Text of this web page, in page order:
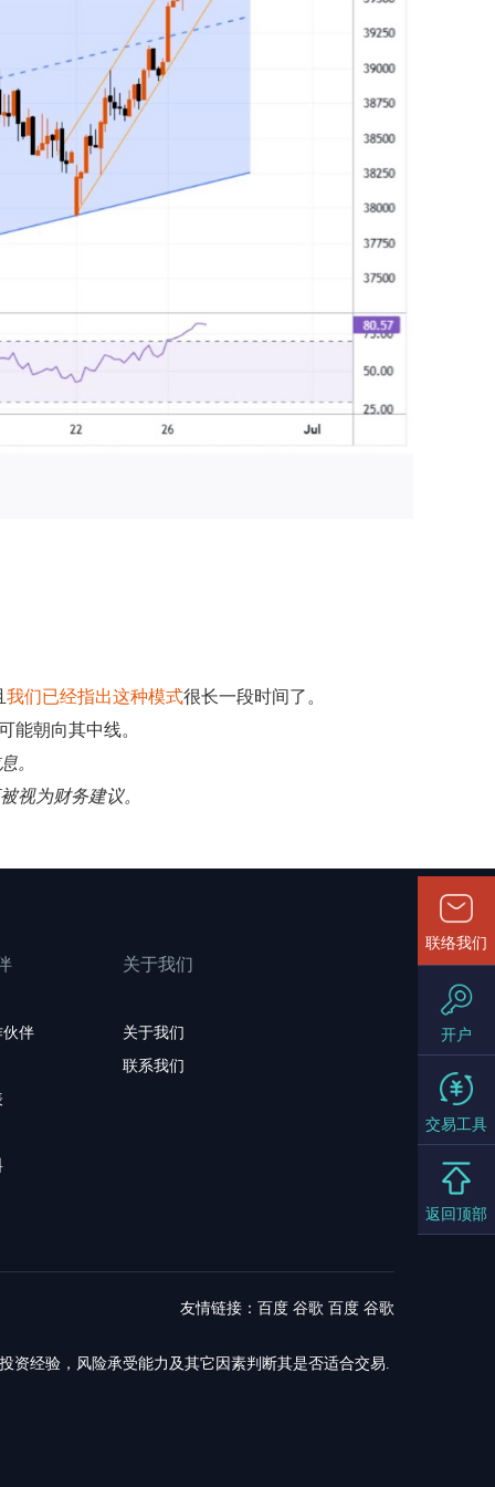
我们已经指出这种模式很长一段时间了。
能朝向其中线。
。
视为财务建议。
伴
关于我们
关于我们
联系我们
友情链接：百度 谷歌 百度 谷歌
经验，风险承受能力及其它因素判断其是否适合交易.
联络我们
开户
交易工具
返回顶部